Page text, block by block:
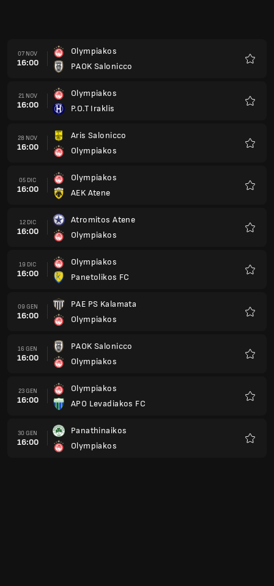
07 NOV
16:00
Olympiakos
PAOK Salonicco
21 NOV
16:00
Olympiakos
P.O.T Iraklis
28 NOV
16:00
Aris Salonicco
Olympiakos
05 DIC
16:00
Olympiakos
AEK Atene
12 DIC
16:00
Atromitos Atene
Olympiakos
19 DIC
16:00
Olympiakos
Panetolikos FC
09 GEN
16:00
PAE PS Kalamata
Olympiakos
16 GEN
16:00
PAOK Salonicco
Olympiakos
23 GEN
16:00
Olympiakos
APO Levadiakos FC
30 GEN
16:00
Panathinaikos
Olympiakos